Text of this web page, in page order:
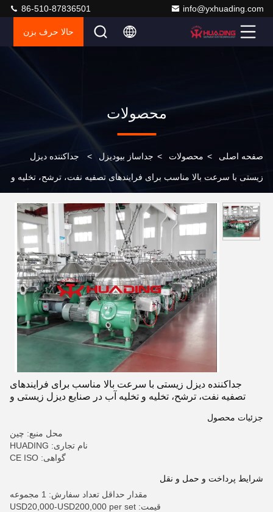
info@yxhuading.com
86-510-87836501
حالا حرف بزن
محصولات
صفحه اصلی > محصولات > جداساز بیودیزل > جداکننده دیزل
زیستی با سرعت بالا مناسب برای فرایندهای تصفیه نفت، ترشح، تخلیه و
جداکننده دیزل زیستی با سرعت بالا مناسب برای فرایندهای
تصفیه نفت، ترشح، تخلیه و تخلیه آب در صنایع دیزل زیستی و
جزئیات محصول
محل منبع: چین
نام تجاری: HUADING
گواهی: CE ISO
شرایط پرداخت و حمل و نقل
مقدار حداقل تعداد سفارش: 1 مجموعه
قیمت: USD20,000-USD200,000 per set